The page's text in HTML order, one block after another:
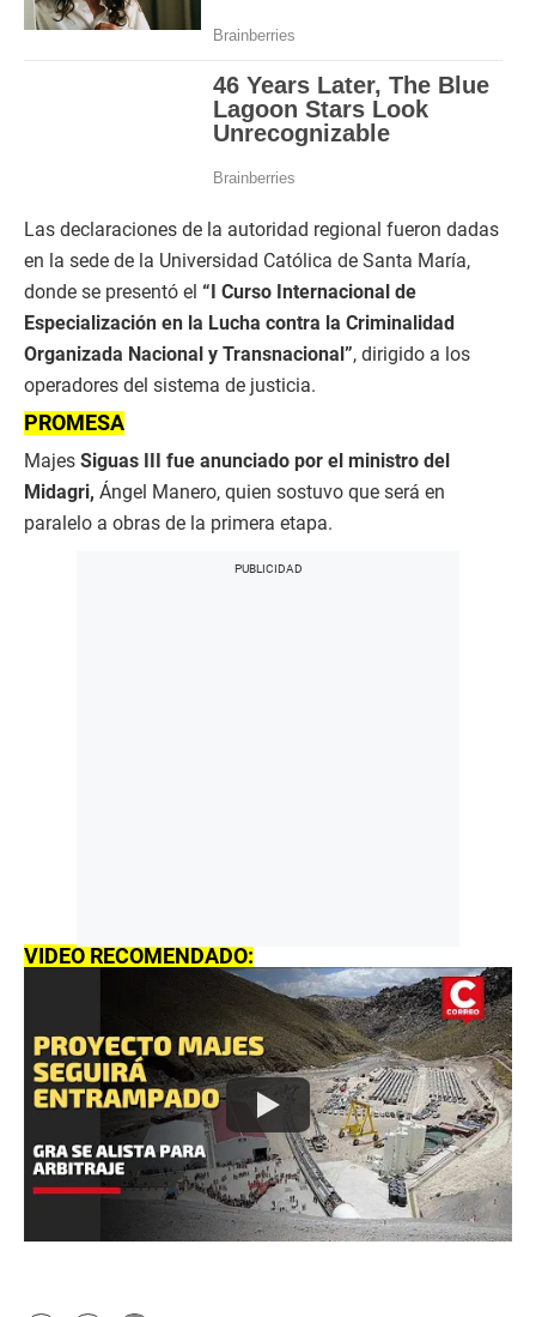
Las declaraciones de la autoridad regional fueron dadas
en la sede de la Universidad Católica de Santa María,
donde se presentó el “I Curso Internacional de
Especialización en la Lucha contra la Criminalidad
Organizada Nacional y Transnacional”, dirigido a los
operadores del sistema de justicia.
PROMESA
Majes Siguas III fue anunciado por el ministro del
Midagri, Ángel Manero, quien sostuvo que será en
paralelo a obras de la primera etapa.
VIDEO RECOMENDADO: